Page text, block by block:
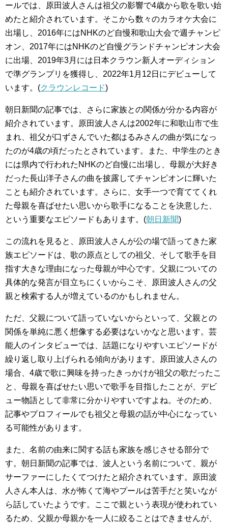
ールでは、原田波人さんは祖父の影響で4歳から歌を歌い始
めたと紹介されています。そこから数々のカラオケ大会に
出場し、2016年にはNHKのど自慢和歌山大会で週チャンピ
オン、2017年にはNHKのど自慢グランドチャンピオン大会
に出場、2019年3月には日本クラウン新人オーディション
で準グランプリを獲得し、2022年1月12日にデビューして
います。(クラウンレコード)
朝日新聞の記事では、さらに家族との関係が分かる内容が
紹介されています。原田波人さんは2002年に和歌山市で生
まれ、祖父が口ずさんでいた都はるみさんの曲が気になっ
たのが4歳の頃だったとされています。また、中学生のとき
には県内で行われたNHKのど自慢に出場し、母親が大好き
だった長山洋子さんの曲を披露してチャンピオンに輝いた
ことも紹介されています。さらに、女手一つで育ててくれ
た母親を喜ばせたい思いから歌手になることを決意した、
という重要なエピソードもあります。(朝日新聞)
この流れを見ると、原田波人さんが公の場で語ってきた家
族エピソードは、歌の原点としての祖父、そして歌手を目
指す大きな理由になった母親が中心です。父親についての
具体的な発言が目立ちにくいからこそ、原田波人さんの父
親と検索する人が増えているのかもしれません。
ただ、父親について語っていないからといって、父親との
関係を単純に悪く想像する必要はないかなと思います。芸
能人のインタビューでは、話題になりやすいエピソードが
繰り返し取り上げられる傾向があります。原田波人さんの
場合、4歳で歌に興味を持ったきっかけが祖父の歌だったこ
と、母親を喜ばせたい思いで歌手を目指したことが、デビ
ュー物語として非常に分かりやすいですよね。そのため、
記事やプロフィールでも祖父と母親の話が中心になってい
る可能性があります。
また、名前の由来に関する話も家族を感じさせる部分で
す。朝日新聞の記事では、波人という名前について、親が
サーファーにしたくてつけたと紹介されています。原田波
人さん本人は、水が怖くて海やプールは苦手だと笑いなが
ら話していたようです。ここで親という表現が使われてい
るため、父親か母親かを一人に絞ることはできませんが、